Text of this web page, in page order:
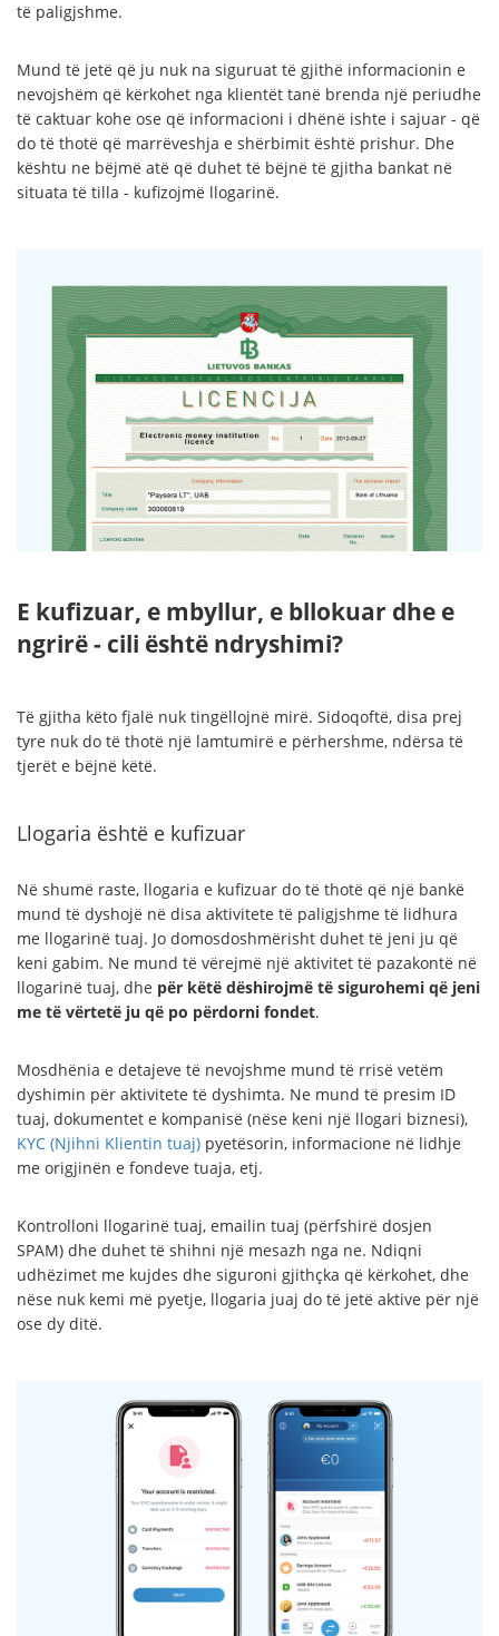
të paligjshme.
Mund të jetë që ju nuk na siguruat të gjithë informacionin e
nevojshëm që kërkohet nga klientët tanë brenda një periudhe
të caktuar kohe ose që informacioni i dhënë ishte i sajuar - që
do të thotë që marrëveshja e shërbimit është prishur. Dhe
kështu ne bëjmë atë që duhet të bëjnë të gjitha bankat në
situata të tilla - kufizojmë llogarinë.
E kufizuar, e mbyllur, e bllokuar dhe e
ngrirë - cili është ndryshimi?
Të gjitha këto fjalë nuk tingëllojnë mirë. Sidoqoftë, disa prej
tyre nuk do të thotë një lamtumirë e përhershme, ndërsa të
tjerët e bëjnë këtë.
Llogaria është e kufizuar
Në shumë raste, llogaria e kufizuar do të thotë që një bankë
mund të dyshojë në disa aktivitete të paligjshme të lidhura
me llogarinë tuaj. Jo domosdoshmërisht duhet të jeni ju që
keni gabim. Ne mund të vërejmë një aktivitet të pazakontë në
llogarinë tuaj, dhe për këtë dëshirojmë të sigurohemi që jeni
me të vërtetë ju që po përdorni fondet.
Mosdhënia e detajeve të nevojshme mund të rrisë vetëm
dyshimin për aktivitete të dyshimta. Ne mund të presim ID
tuaj, dokumentet e kompanisë (nëse keni një llogari biznesi),
KYC (Njihni Klientin tuaj) pyetësorin, informacione në lidhje
me origjinën e fondeve tuaja, etj.
Kontrolloni llogarinë tuaj, emailin tuaj (përfshirë dosjen
SPAM) dhe duhet të shihni një mesazh nga ne. Ndiqni
udhëzimet me kujdes dhe siguroni gjithçka që kërkohet, dhe
nëse nuk kemi më pyetje, llogaria juaj do të jetë aktive për një
ose dy ditë.